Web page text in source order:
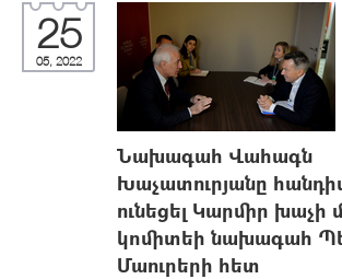
25
05, 2022
Նախագահ Վահագն
Խաչատուրյանը
ունեցել Կարմիր խաչի
կոմիտեի նախագահ
Մաուրերի հետ